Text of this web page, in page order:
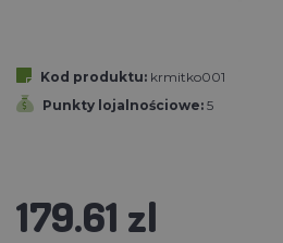
Kod produktu: krmitko001
Punkty lojalnościowe: 5
179.61 zl